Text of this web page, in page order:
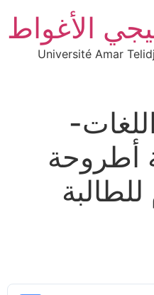
الأغواط
Université Amar
أطروحة